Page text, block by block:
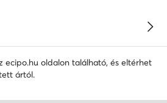
ecipo.hu oldalon található, és eltérhet
ártól.